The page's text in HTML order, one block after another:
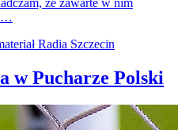
w Pucharze Polski